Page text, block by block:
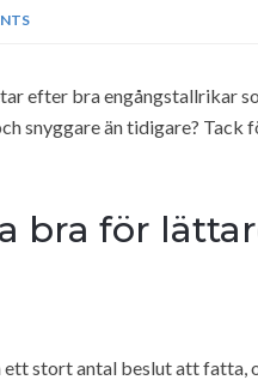
efter bra engångstallrikar
än tidigare? Tack
bra för
stort antal beslut att fatta,